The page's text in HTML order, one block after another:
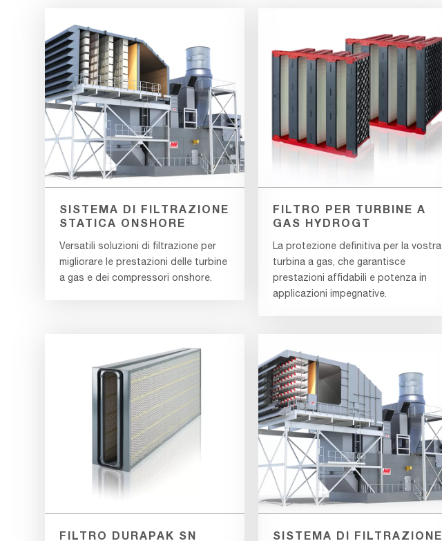
SISTEMA DI FILTRAZIONE
STATICA ONSHORE
Versatili soluzioni di filtrazione per
migliorare le prestazioni delle turbine
a gas e dei compressori onshore.
FILTRO PER TURBINE A
GAS HYDROGT
La protezione definitiva per la vostra
turbina a gas, che garantisce
prestazioni affidabili e potenza in
applicazioni impegnative.
FILTRO DURAPAK SN
SISTEMA DI FILTRAZIONE